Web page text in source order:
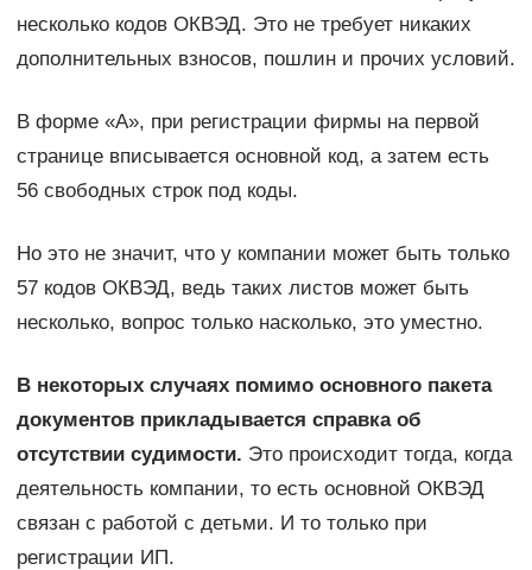
несколько кодов ОКВЭД. Это не требует никаких
дополнительных взносов, пошлин и прочих условий.
В форме «А», при регистрации фирмы на первой
странице вписывается основной код, а затем есть
56 свободных строк под коды.
Но это не значит, что у компании может быть только
57 кодов ОКВЭД, ведь таких листов может быть
несколько, вопрос только насколько, это уместно.
В некоторых случаях помимо основного пакета
документов прикладывается справка об
отсутствии судимости. Это происходит тогда, когда
деятельность компании, то есть основной ОКВЭД
связан с работой с детьми. И то только при
регистрации ИП.